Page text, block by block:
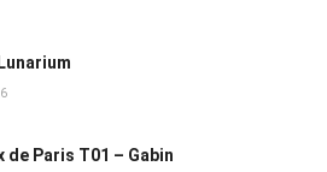
de Paris T01 – Gabin